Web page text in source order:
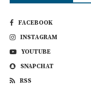
FACEBOOK
INSTAGRAM
YOUTUBE
SNAPCHAT
RSS